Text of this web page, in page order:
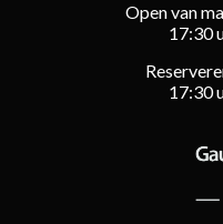
Open van
17:30
17:30